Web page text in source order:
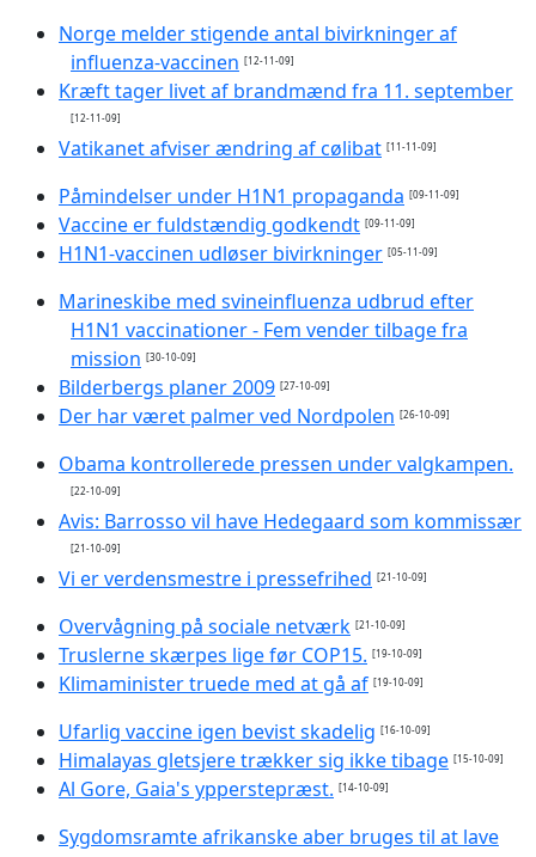
Norge melder stigende antal bivirkninger af
influenza-vaccinen [12-11-09]
Kræft tager livet af brandmænd fra 11. september
[12-11-09]
Vatikanet afviser ændring af cølibat [11-11-09]
Påmindelser under H1N1 propaganda [09-11-09]
Vaccine er fuldstændig godkendt [09-11-09]
H1N1-vaccinen udløser bivirkninger [05-11-09]
Marineskibe med svineinfluenza udbrud efter
H1N1 vaccinationer - Fem vender tilbage fra
mission [30-10-09]
Bilderbergs planer 2009 [27-10-09]
Der har været palmer ved Nordpolen [26-10-09]
Obama kontrollerede pressen under valgkampen.
[22-10-09]
Avis: Barrosso vil have Hedegaard som kommissær
[21-10-09]
Vi er verdensmestre i pressefrihed [21-10-09]
Overvågning på sociale netværk [21-10-09]
Truslerne skærpes lige før COP15. [19-10-09]
Klimaminister truede med at gå af [19-10-09]
Ufarlig vaccine igen bevist skadelig [16-10-09]
Himalayas gletsjere trækker sig ikke tibage [15-10-09]
Al Gore, Gaia's ypperstepræst. [14-10-09]
Sygdomsramte afrikanske aber bruges til at lave